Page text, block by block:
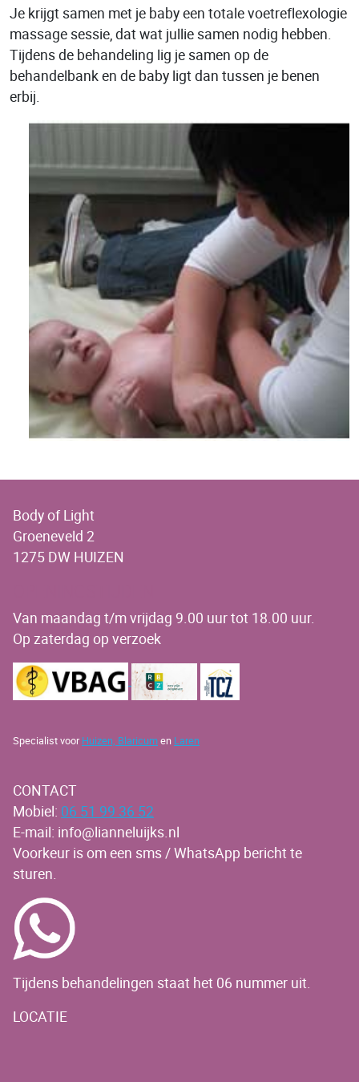
Je krijgt samen met je baby een totale voetreflexologie
massage sessie, dat wat jullie samen nodig hebben.
Tijdens de behandeling lig je samen op de
behandelbank en de baby ligt dan tussen je benen
erbij.
Body of Light
Groeneveld 2
1275 DW HUIZEN
Van maandag t/m vrijdag 9.00 uur tot 18.00 uur.
Op zaterdag op verzoek
Specialist voor Huizen, Blaricumen Laren
CONTACT
Mobiel: 06 51 99 36 52
E-mail: info@lianneluijks.nl
Voorkeur is om een sms / WhatsApp bericht te
sturen.
Tijdens behandelingen staat het 06 nummer uit.
LOCATIE